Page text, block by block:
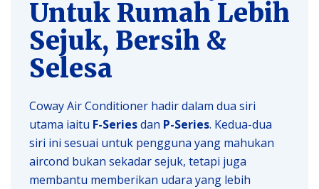
Untuk Rumah Lebih
Sejuk, Bersih &
Selesa
Coway Air Conditioner hadir dalam dua siri
utama iaitu F-Seriesdan P-Series. Kedua-dua
siri ini sesuai untuk pengguna yang mahukan
aircond bukan sekadar sejuk, tetapi juga
membantu memberikan udara yang lebih